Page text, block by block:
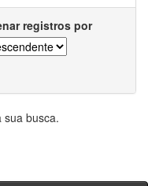
registros por
sua busca.